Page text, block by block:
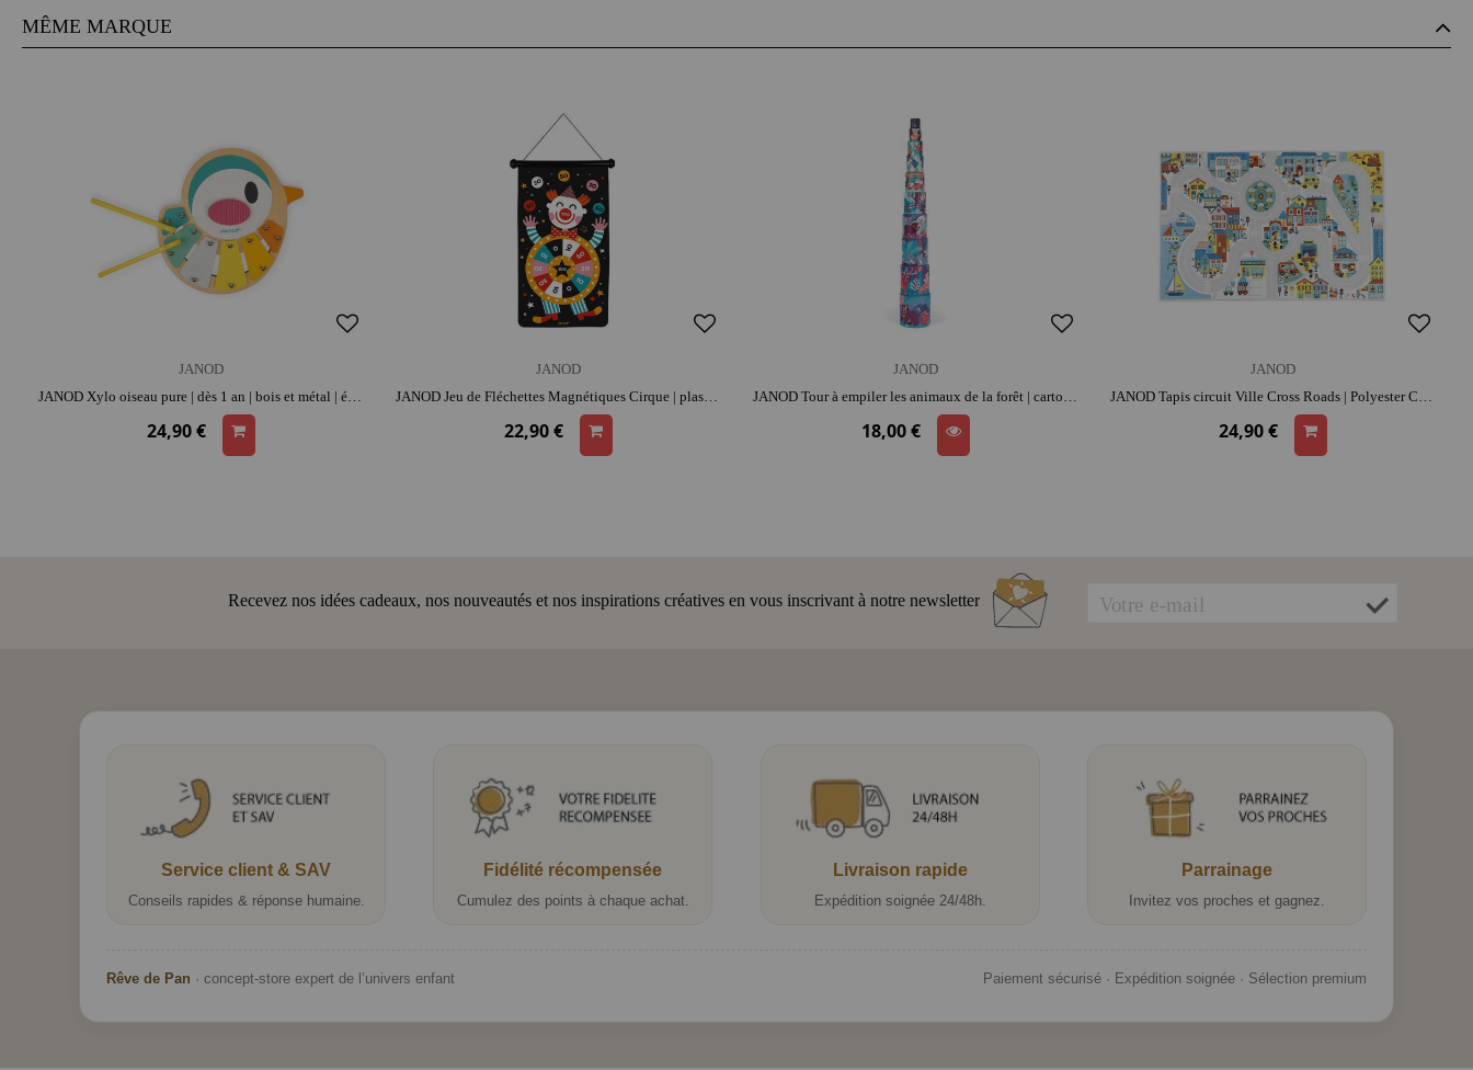
MÊME MARQUE
JANOD
JANOD Xylo oiseau pure | dès 1 an | bois et métal | éveil musical et sens du rythme | coordination et écoute
24,90 €
JANOD
JANOD Jeu de Fléchettes Magnétiques Cirque | plastique | dès 3 ans | coordination et précision | moment convivial
22,90 €
JANOD
JANOD Tour à empiler les animaux de la forêt | carton | dès 1 ans | apprentissage de l'équilibre | coordination et confiance
18,00 €
JANOD
JANOD Tapis circuit Ville Cross Roads | Polyester Caoutchouc | Imagination
24,90 €
Recevez nos idées cadeaux, nos nouveautés et nos inspirations créatives en vous inscrivant à notre newsletter
Service client & SAV
Conseils rapides & réponse humaine.
Fidélité récompensée
Cumulez des points à chaque achat.
Livraison rapide
Expédition soignée 24/48h.
Parrainage
Invitez vos proches et gagnez.
Rêve de Pan · concept-store expert de l’univers enfant Paiement sécurisé · Expédition soignée · Sélection premium